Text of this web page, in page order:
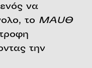
να
το MAUΘ
την